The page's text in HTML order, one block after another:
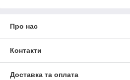
Про нас
Контакти
Доставка та оплата